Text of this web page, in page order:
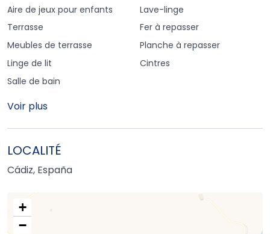
Aire de jeux pour enfants
Terrasse
Meubles de terrasse
Linge de lit
Salle de bain
Lave-linge
Fer à repasser
Planche à repasser
Cintres
Voir plus
LOCALITÉ
Cádiz, España
+
−